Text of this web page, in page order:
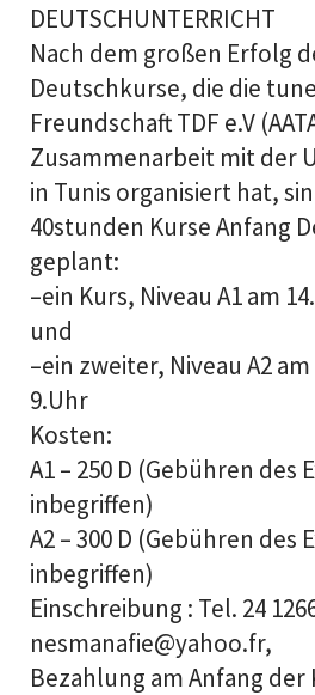
DEUTSCHUNTERRICHT
Nach dem großen Erfolg
Deutschkurse, die die
Freundschaft TDF e.V
Zusammenarbeit mit der
in Tunis organisiert hat,
40stunden Kurse Anfang
geplant:
–ein Kurs, Niveau A1 am
und
–ein zweiter, Niveau A2 am
9.Uhr
Kosten:
A1 – 250 D (Gebühren des
inbegriffen)
A2 – 300 D (Gebühren des
inbegriffen)
Einschreibung : Tel. 24
nesmanafie@yahoo.fr,
Bezahlung am Anfang der